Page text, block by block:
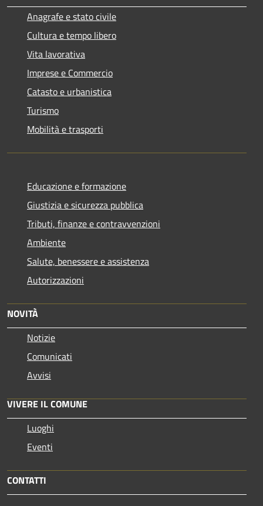
Anagrafe e stato civile
Cultura e tempo libero
Vita lavorativa
Imprese e Commercio
Catasto e urbanistica
Turismo
Mobilità e trasporti
Educazione e formazione
Giustizia e sicurezza pubblica
Tributi, finanze e contravvenzioni
Ambiente
Salute, benessere e assistenza
Autorizzazioni
NOVITÀ
Notizie
Comunicati
Avvisi
VIVERE IL COMUNE
Luoghi
Eventi
CONTATTI